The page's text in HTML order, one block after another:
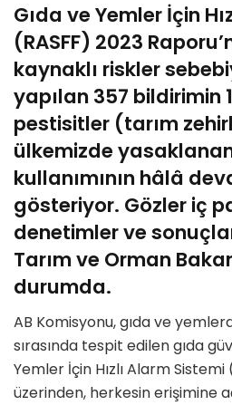
Gıda ve Yemler İçin
(RASFF) 2023
kaynaklı riskler
yapılan 357 bildirimin
pestisitler (tarım
ülkemizde
kullanımının hâlâ
gösteriyor. Gözler iç
denetimler ve
Tarım ve Orman
durumda.
AB Komisyonu, gıda ve
sırasında tespit edilen gıda
Yemler İçin Hızlı Alarm Sistemi
üzerinden, herkesin erişimine